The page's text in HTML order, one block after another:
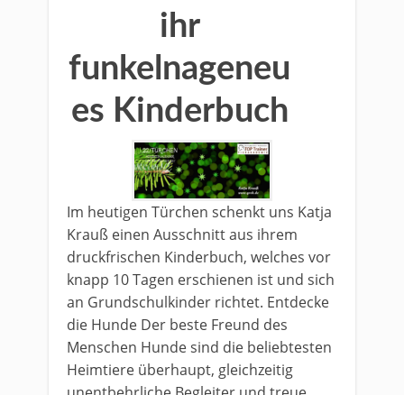
ihr
funkelnageneu
es Kinderbuch
Im heutigen Türchen schenkt uns Katja
Krauß einen Ausschnitt aus ihrem
druckfrischen Kinderbuch, welches vor
knapp 10 Tagen erschienen ist und sich
an Grundschulkinder richtet. Entdecke
die Hunde Der beste Freund des
Menschen Hunde sind die beliebtesten
Heimtiere überhaupt, gleichzeitig